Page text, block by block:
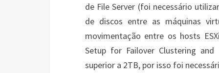
de File Server (foi necessário
de discos entre as máquinas
movimentação entre os hosts
Setup for Failover Clustering
superior a 2TB, por isso foi